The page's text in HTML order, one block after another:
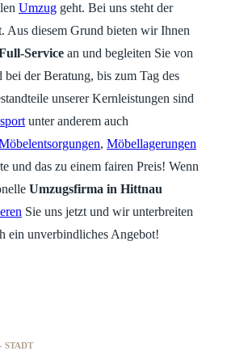
Umzug geht. Bei uns steht der
Aus diesem Grund bieten wir Ihnen
Service an und begleiten Sie von
der Beratung, bis zum Tag des
unserer Kernleistungen sind
unter anderem auch
, Möbellagerungen
und das zu einem fairen Preis! Wenn
Umzugsfirma in Hittnau
Sie uns jetzt und wir unterbreiten
ein unverbindliches Angebot!
STADT